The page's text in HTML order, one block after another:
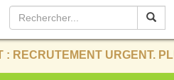
: RECRUTEMENT URGENT.